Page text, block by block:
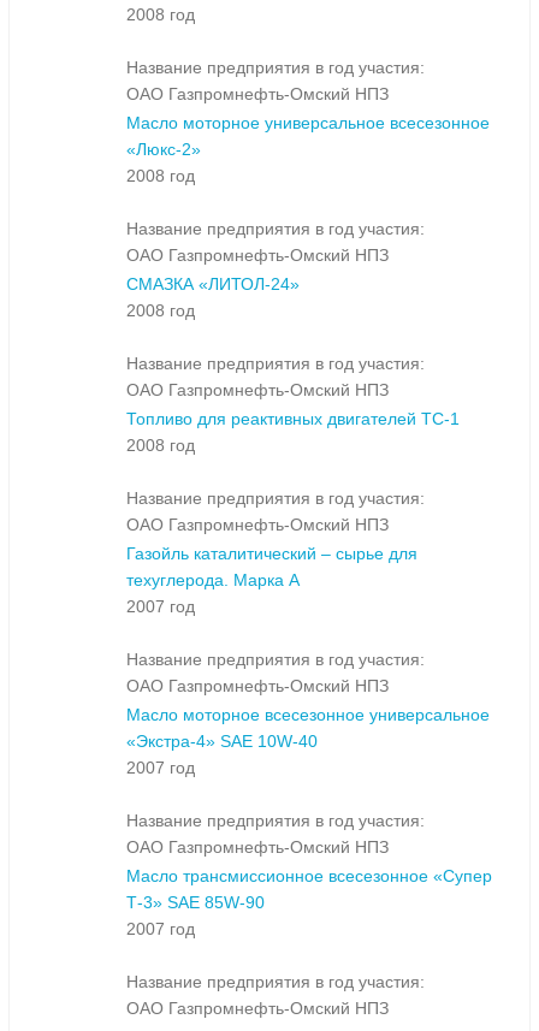
2008 год
Название предприятия в год участия:
ОАО Газпромнефть-Омский НПЗ
Масло моторное универсальное всесезонное
«Люкс-2»
2008 год
Название предприятия в год участия:
ОАО Газпромнефть-Омский НПЗ
СМАЗКА «ЛИТОЛ-24»
2008 год
Название предприятия в год участия:
ОАО Газпромнефть-Омский НПЗ
Топливо для реактивных двигателей ТС-1
2008 год
Название предприятия в год участия:
ОАО Газпромнефть-Омский НПЗ
Газойль каталитический – сырье для
техуглерода. Марка А
2007 год
Название предприятия в год участия:
ОАО Газпромнефть-Омский НПЗ
Масло моторное всесезонное универсальное
«Экстра-4» SAE 10W-40
2007 год
Название предприятия в год участия:
ОАО Газпромнефть-Омский НПЗ
Масло трансмиссионное всесезонное «Супер
Т-3» SAE 85W-90
2007 год
Название предприятия в год участия:
ОАО Газпромнефть-Омский НПЗ